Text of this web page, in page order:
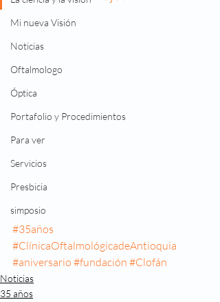
Mi nueva Visión
Noticias
Oftalmologo
Óptica
Portafolio y Procedimientos
Para ver
Servicios
Presbicia
simposio
#35años
#ClínicaOftalmológicadeAntioquia
#aniversario #fundación #Clofán
Noticias
35 años